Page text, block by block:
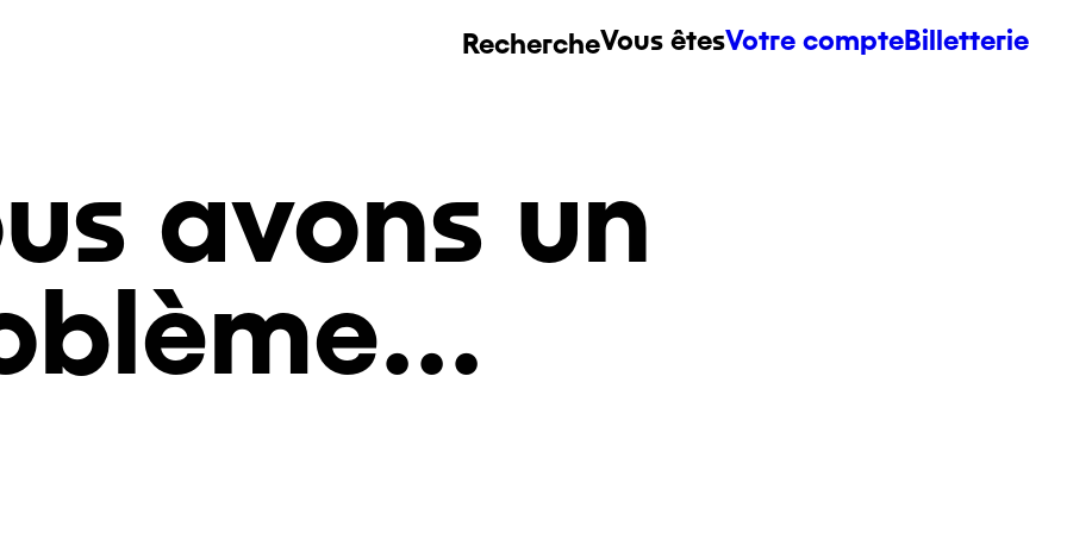
RechercheVous êtesVotre compteBilletterie
avons un